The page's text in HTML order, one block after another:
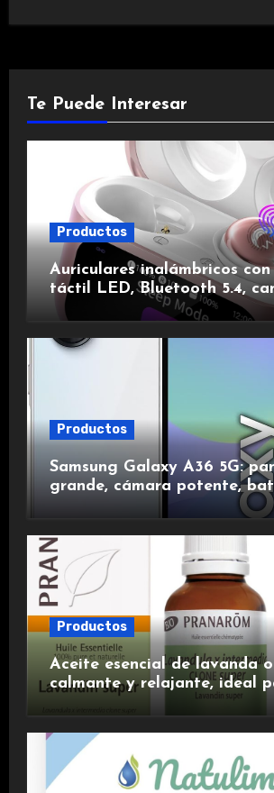
Te Puede Interesar
Productos
Auriculares inalámbricos
táctil LED, Bluetooth 5.4,
de ruido, impermeables y
duración.
Productos
Samsung Galaxy A36 5G:
grande, cámara potente,
duradera y carga rápida
experiencia premium.
Productos
Aceite esencial de lavanda
calmante y relajante, ideal